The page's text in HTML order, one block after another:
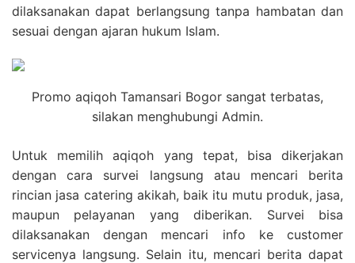
dilaksanakan dapat berlangsung tanpa hambatan dan
sesuai dengan ajaran hukum Islam.
Promo aqiqoh Tamansari Bogor sangat terbatas,
silakan menghubungi Admin.
Untuk memilih aqiqoh yang tepat, bisa dikerjakan
dengan cara survei langsung atau mencari berita
rincian jasa catering akikah, baik itu mutu produk, jasa,
maupun pelayanan yang diberikan. Survei bisa
dilaksanakan dengan mencari info ke customer
servicenya langsung. Selain itu, mencari berita dapat